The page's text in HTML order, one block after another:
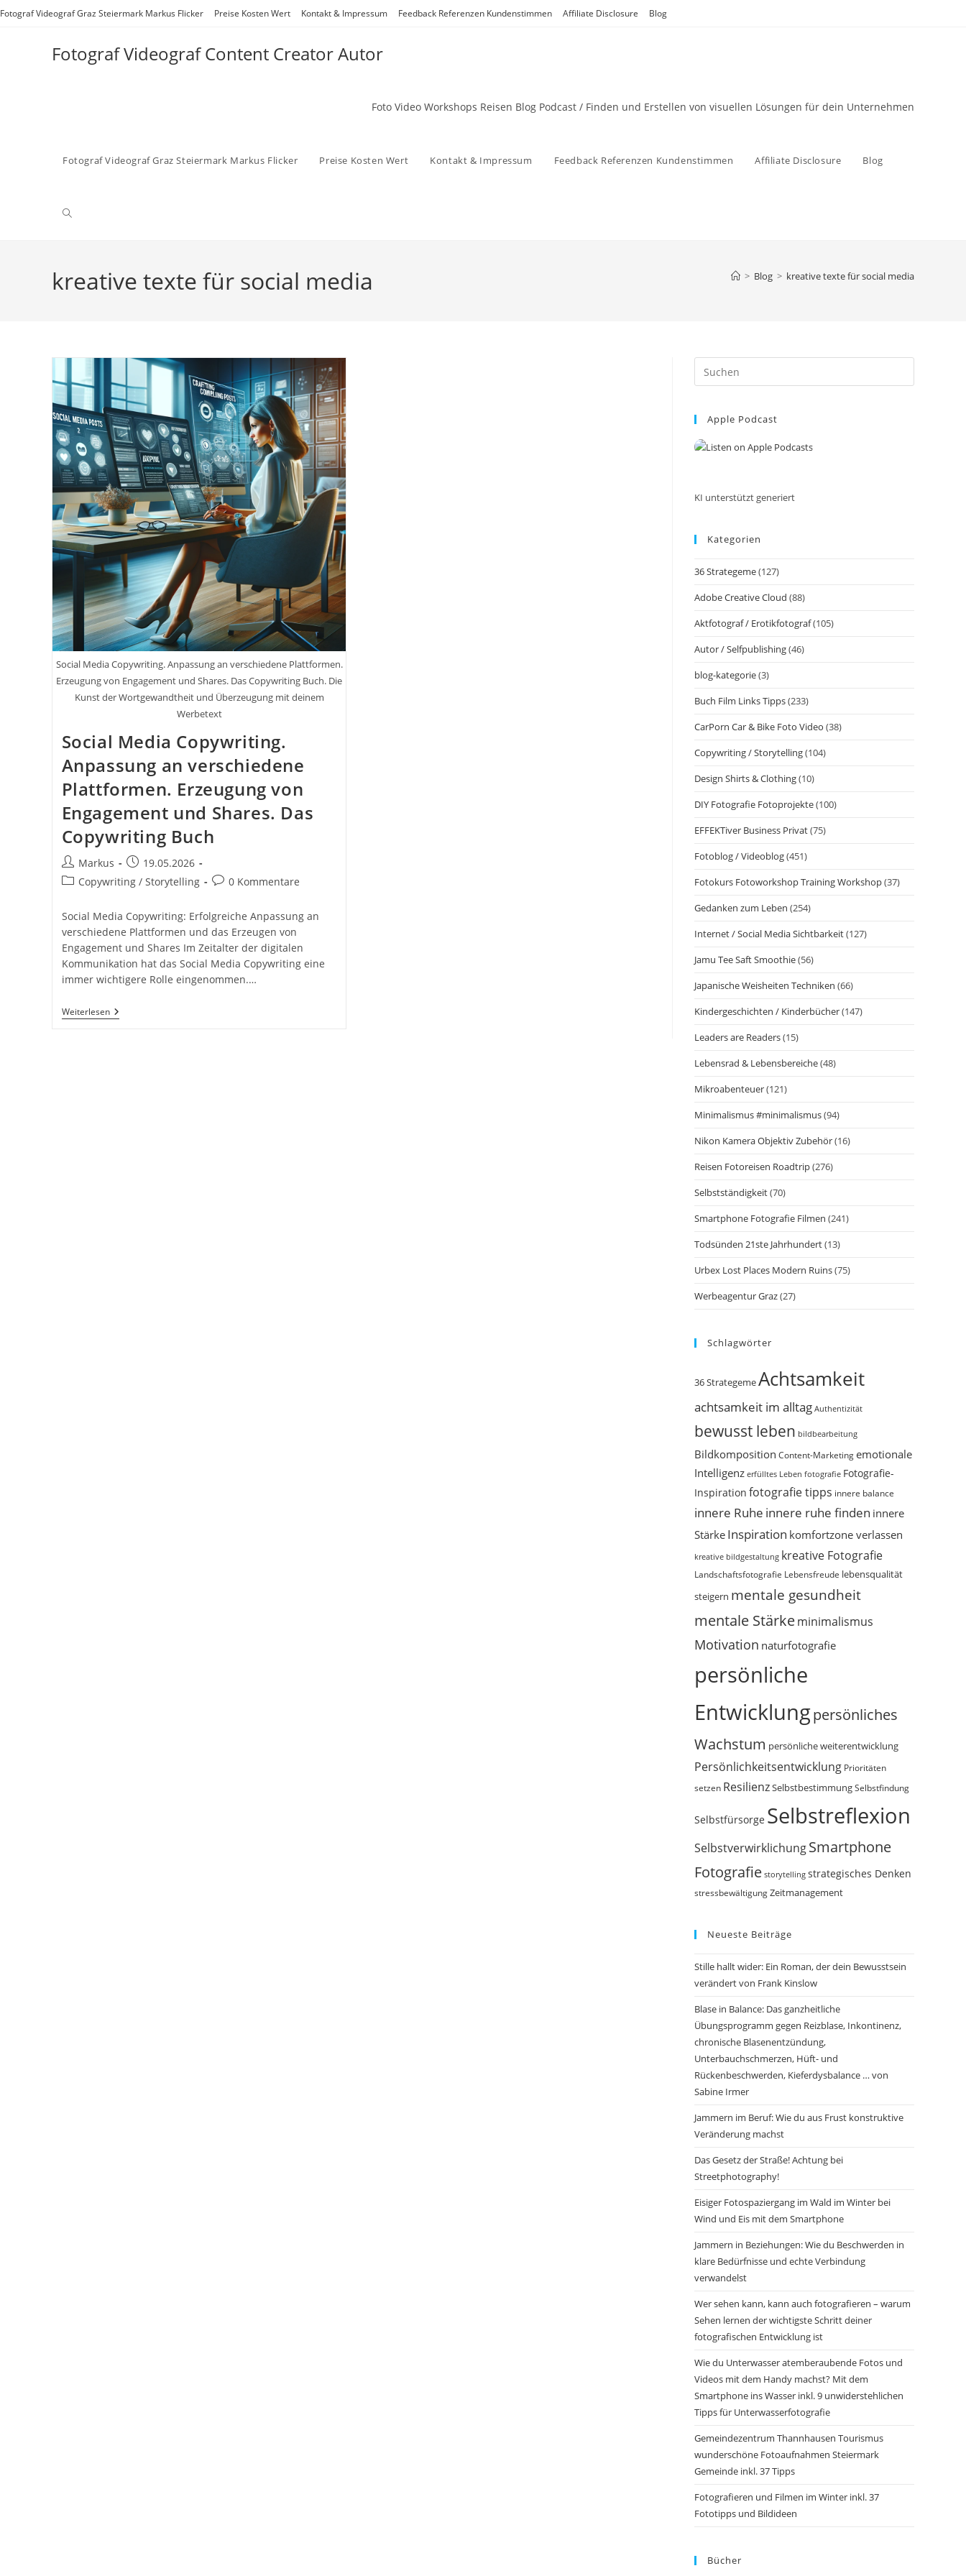
Zum
Fotograf Videograf Graz Steiermark Markus Flicker Preise Kosten Wert Kontakt & Impressum Feedback Referenzen Kundenstimmen Affiliate Disclosure Blog
Fotograf Videograf Content Creator Autor
Foto Video Workshops Reisen Blog Podcast / Finden und Erstellen von visuellen Lösungen für dein Unternehmen
Fotograf Videograf Graz Steiermark Markus Flicker Preise Kosten Wert Kontakt & Impressum Feedback Referenzen Kundenstimmen Affiliate Disclosure Blog
Website-
kreative texte für social media > Blog > kreative texte für social media
Social Media Copywriting. Anpassung an verschiedene Plattformen.
Erzeugung von Engagement und Shares. Das Copywriting Buch. Die
Kunst der Wortgewandtheit und Überzeugung mit deinem
Werbetext
Social Media Copywriting.
Anpassung an verschiedene
Plattformen. Erzeugung von
Engagement und Shares. Das
Copywriting Buch
Beitrags-
Autor:
Markus
Beitrag
veröffentlicht:
19.05.2026
Beitrags-
Copywriting / Storytelling
Beitrags-
0 Kommentare
Social Media Copywriting: Erfolgreiche Anpassung an
verschiedene Plattformen und das Erzeugen von
Engagement und Shares Im Zeitalter der digitalen
Kommunikation hat das Social Media Copywriting eine
immer wichtigere Rolle eingenommen.…
WeiterlesenSocial
Media
Escape
Apple Podcast
KI unterstützt generiert
Kategorien
36 Strategeme(127)
Adobe Creative Cloud (88)
Aktfotograf / Erotikfotograf(105)
Autor / Selfpublishing(46)
blog-kategorie(3)
Buch Film Links Tipps(233)
CarPorn Car & Bike Foto Video (38)
Copywriting / Storytelling(104)
Design Shirts & Clothing(10)
DIY Fotografie Fotoprojekte(100)
EFFEKTiver Business Privat(75)
Fotoblog / Videoblog(451)
Fotokurs Fotoworkshop Training Workshop(37)
Gedanken zum Leben (254)
Internet / Social Media Sichtbarkeit(127)
Jamu Tee Saft Smoothie(56)
Japanische Weisheiten Techniken (66)
Kindergeschichten / Kinderbücher(147)
Leaders are Readers(15)
Lebensrad & Lebensbereiche(48)
Mikroabenteuer(121)
Minimalismus #minimalismus(94)
Nikon Kamera Objektiv Zubehör(16)
Reisen Fotoreisen Roadtrip(276)
Selbstständigkeit(70)
Smartphone Fotografie Filmen (241)
Todsünden 21ste Jahrhundert(13)
Urbex Lost Places Modern Ruins(75)
Werbeagentur Graz(27)
Schlagwörter
36 StrategemeAchtsamkeit
achtsamkeit im alltag Authentizität
bewusst leben bildbearbeitung
Bildkomposition Content-Marketingemotionale
Intelligenz erfülltes Leben fotografie Fotografie-
Inspiration fotografie tipps innere balance
innere Ruhe innere ruhe finden innere
Stärke Inspiration komfortzone verlassen
kreative bildgestaltung kreative Fotografie
Landschaftsfotografie Lebensfreude lebensqualität
steigern mentale gesundheit
mentale Stärkeminimalismus
Motivation naturfotografie
persönliche
Entwicklungpersönliches
Wachstum persönliche weiterentwicklung
Persönlichkeitsentwicklung Prioritäten
setzen ResilienzSelbstbestimmungSelbstfindung
Selbstfürsorge Selbstreflexion
SelbstverwirklichungSmartphone
Fotografie storytelling strategisches Denken
stressbewältigung Zeitmanagement
Neueste Beiträge
Stille hallt wider: Ein Roman, der dein Bewusstsein
verändert von Frank Kinslow
Blase in Balance: Das ganzheitliche
Übungsprogramm gegen Reizblase, Inkontinenz,
chronische Blasenentzündung,
Unterbauchschmerzen, Hüft- und
Rückenbeschwerden, Kieferdysbalance … von
Sabine Irmer
Jammern im Beruf: Wie du aus Frust konstruktive
Veränderung machst
Das Gesetz der Straße! Achtung bei
Streetphotography!
Eisiger Fotospaziergang im Wald im Winter bei
Wind und Eis mit dem Smartphone
Jammern in Beziehungen: Wie du Beschwerden in
klare Bedürfnisse und echte Verbindung
verwandelst
Wer sehen kann, kann auch fotografieren – warum
Sehen lernen der wichtigste Schritt deiner
fotografischen Entwicklung ist
Wie du Unterwasser atemberaubende Fotos und
Videos mit dem Handy machst? Mit dem
Smartphone ins Wasser inkl. 9 unwiderstehlichen
Tipps für Unterwasserfotografie
Gemeindezentrum Thannhausen Tourismus
wunderschöne Fotoaufnahmen Steiermark
Gemeinde inkl. 37 Tipps
Fotografieren und Filmen im Winter inkl. 37
Fototipps und Bildideen
Bücher